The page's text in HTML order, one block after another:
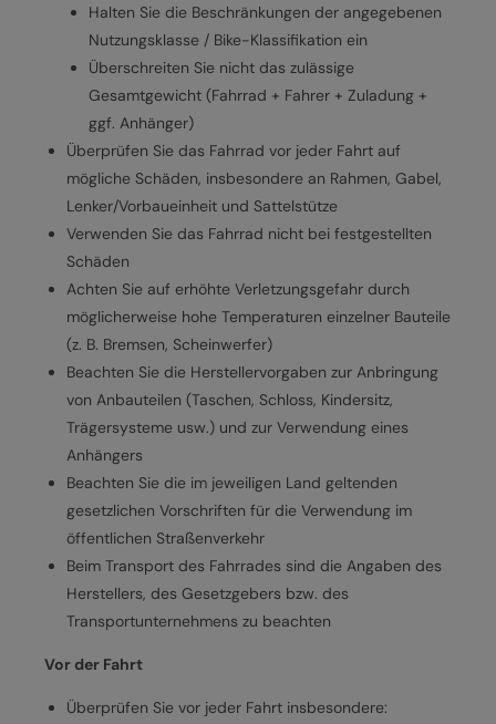
Halten Sie die Beschränkungen der angegebenen
Nutzungsklasse / Bike-Klassifikation ein
Überschreiten Sie nicht das zulässige
Gesamtgewicht (Fahrrad + Fahrer + Zuladung +
ggf. Anhänger)
Überprüfen Sie das Fahrrad vor jeder Fahrt auf
mögliche Schäden, insbesondere an Rahmen, Gabel,
Lenker/Vorbaueinheit und Sattelstütze
Verwenden Sie das Fahrrad nicht bei festgestellten
Schäden
Achten Sie auf erhöhte Verletzungsgefahr durch
möglicherweise hohe Temperaturen einzelner Bauteile
(z. B. Bremsen, Scheinwerfer)
Beachten Sie die Herstellervorgaben zur Anbringung
von Anbauteilen (Taschen, Schloss, Kindersitz,
Trägersysteme usw.) und zur Verwendung eines
Anhängers
Beachten Sie die im jeweiligen Land geltenden
gesetzlichen Vorschriften für die Verwendung im
öffentlichen Straßenverkehr
Beim Transport des Fahrrades sind die Angaben des
Herstellers, des Gesetzgebers bzw. des
Transportunternehmens zu beachten
Vor der Fahrt
Überprüfen Sie vor jeder Fahrt insbesondere: